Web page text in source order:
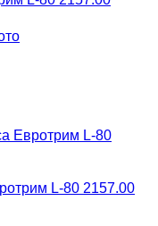
L-80 2157.00